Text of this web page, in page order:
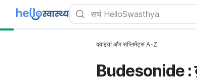
दवाइयां और सप्लिमेंट्स A-Z
Budesonide :